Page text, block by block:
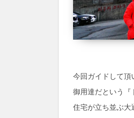
今回ガイドして頂
御用達だという『
住宅が立ち並ぶ大